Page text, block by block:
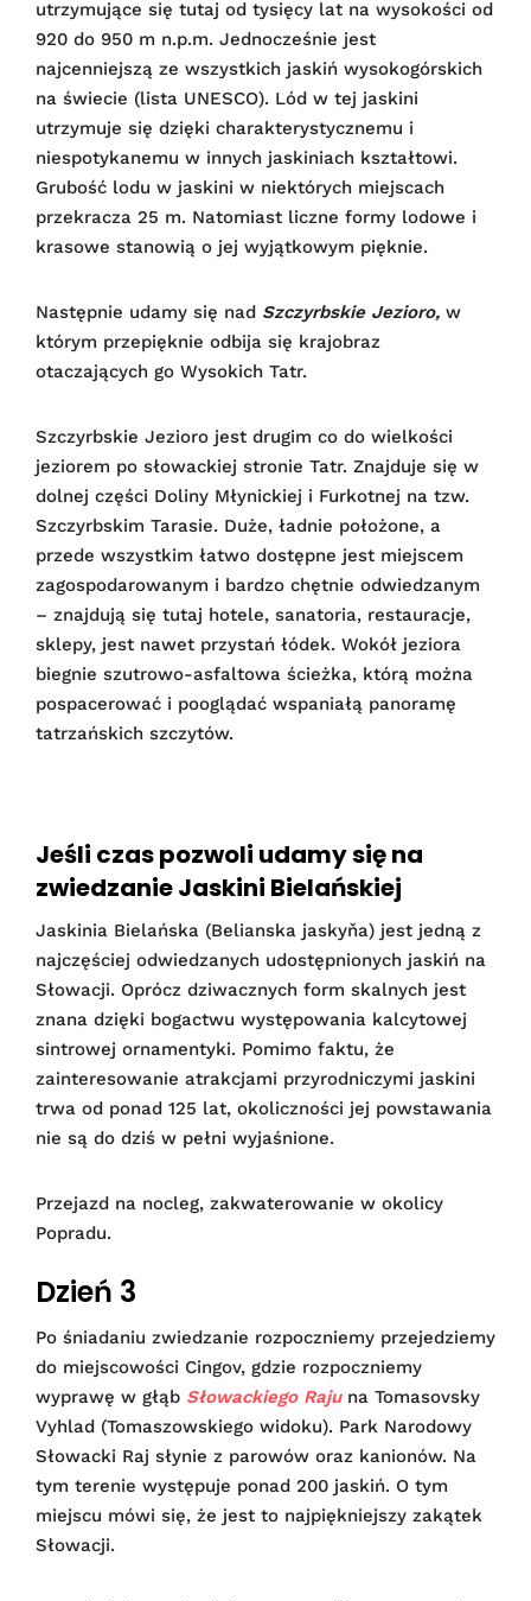
utrzymujące się tutaj od tysięcy lat na wysokości od
920 do 950 m n.p.m. Jednocześnie jest
najcenniejszą ze wszystkich jaskiń wysokogórskich
na świecie (lista UNESCO). Lód w tej jaskini
utrzymuje się dzięki charakterystycznemu i
niespotykanemu w innych jaskiniach kształtowi.
Grubość lodu w jaskini w niektórych miejscach
przekracza 25 m. Natomiast liczne formy lodowe i
krasowe stanowią o jej wyjątkowym pięknie.
Następnie udamy się nad Szczyrbskie Jezioro, w
którym przepięknie odbija się krajobraz
otaczających go Wysokich Tatr.
Szczyrbskie Jezioro jest drugim co do wielkości
jeziorem po słowackiej stronie Tatr. Znajduje się w
dolnej części Doliny Młynickiej i Furkotnej na tzw.
Szczyrbskim Tarasie. Duże, ładnie położone, a
przede wszystkim łatwo dostępne jest miejscem
zagospodarowanym i bardzo chętnie odwiedzanym
– znajdują się tutaj hotele, sanatoria, restauracje,
sklepy, jest nawet przystań łódek. Wokół jeziora
biegnie szutrowo-asfaltowa ścieżka, którą można
pospacerować i pooglądać wspaniałą panoramę
tatrzańskich szczytów.
Jeśli czas pozwoli udamy się na
zwiedzanie Jaskini Bielańskiej
Jaskinia Bielańska (Belianska jaskyňa) jest jedną z
najczęściej odwiedzanych udostępnionych jaskiń na
Słowacji. Oprócz dziwacznych form skalnych jest
znana dzięki bogactwu występowania kalcytowej
sintrowej ornamentyki. Pomimo faktu, że
zainteresowanie atrakcjami przyrodniczymi jaskini
trwa od ponad 125 lat, okoliczności jej powstawania
nie są do dziś w pełni wyjaśnione.
Przejazd na nocleg, zakwaterowanie w okolicy
Popradu.
Dzień 3
Po śniadaniu zwiedzanie rozpoczniemy przejedziemy
do miejscowości Cingov, gdzie rozpoczniemy
wyprawę w głąb Słowackiego Rajuna Tomasovsky
Vyhlad (Tomaszowskiego widoku). Park Narodowy
Słowacki Raj słynie z parowów oraz kanionów. Na
tym terenie występuje ponad 200 jaskiń. O tym
miejscu mówi się, że jest to najpiękniejszy zakątek
Słowacji.